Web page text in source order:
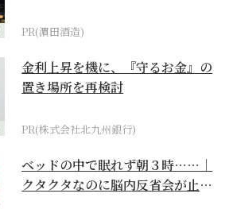
PR(濵田酒造)
金利上昇を機に、『守るお金』の
置き場所を再検討
PR(株式会社北九州銀行)
ベッドの中で眠れず朝３時……｜
クタクタなのに脳内反省会が止ま